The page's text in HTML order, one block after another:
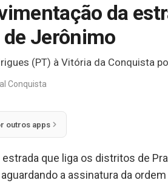
da
Jerônimo
(PT) à Vitória da Conquista
Conquista
outros apps
que liga os distritos de
a assinatura da